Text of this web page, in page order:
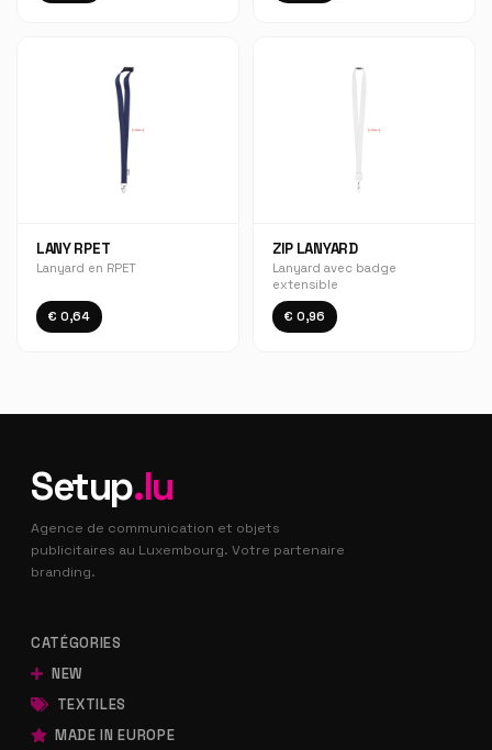
LANY RPET
Lanyard en RPET
€ 0,64
ZIP LANYARD
Lanyard avec badge
extensible
€ 0,96
Setup.lu
Agence de communication et objets
publicitaires au Luxembourg. Votre partenaire
branding.
CATÉGORIES
NEW
TEXTILES
MADE IN EUROPE